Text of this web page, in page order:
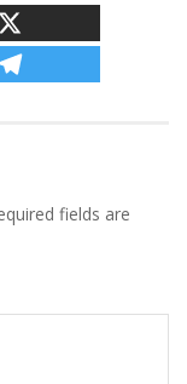
fields are